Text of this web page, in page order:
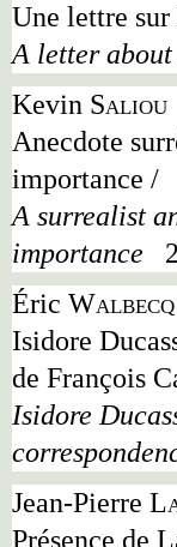
Une lettre
A letter
Kevin Saliou
Anecdote
importance /
A surrealist
importance
Éric Walbecq
Isidore
de François
Isidore
Jean-Pierre
Présence de